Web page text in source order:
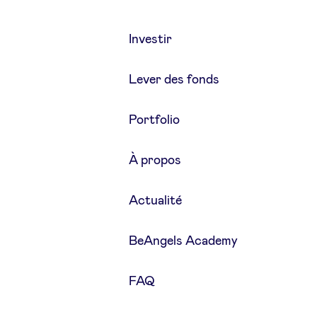
Investir
Lever des fonds
Portfolio
À propos
Actualité
BeAngels Academy
FAQ